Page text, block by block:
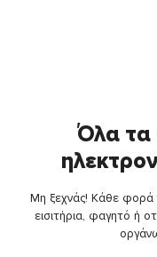
Όλα τα
Μη ξεχνάς! Κάθε φορά
εισιτήρια, φαγητό ή